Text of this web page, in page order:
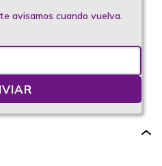
avisamos cuando vuelva.